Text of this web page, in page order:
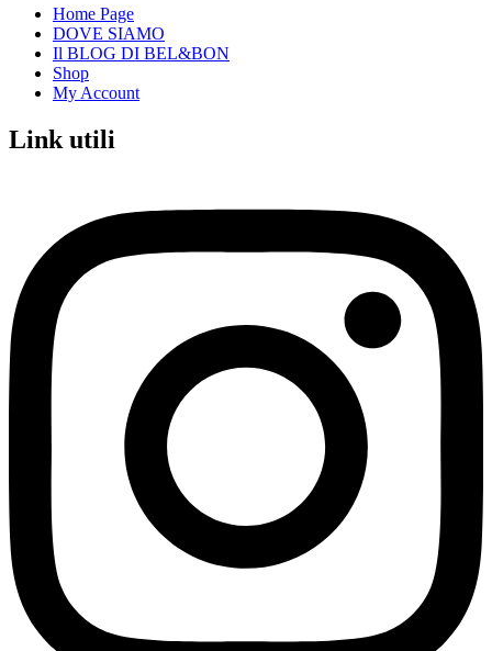
Home Page
DOVE SIAMO
Il BLOG DI BEL&BON
Shop
My Account
Link utili